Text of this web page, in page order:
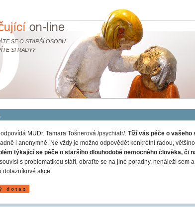
SE O STARŠÍ OSOBU
SI RADY?
MUDr. Tamara Tošnerová /psychiatr/. Tíží vás péče o vašeho
i anonymně. Ne vždy je možno odpovědět konkrétní radou,
týkající se péče o staršího dlouhodobě nemocného člověka, či
s problematikou stáří, obraťte se na jiné poradny, nenáleží sem
dotazníkové akce.
dotaz